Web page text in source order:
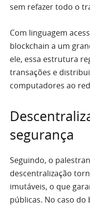
sem refazer todo o
Com linguagem
blockchain a um
ele, essa estrutura
transações e
computadores ao
segurança
Seguindo, o
descentralização
imutáveis, o que
públicas. No caso